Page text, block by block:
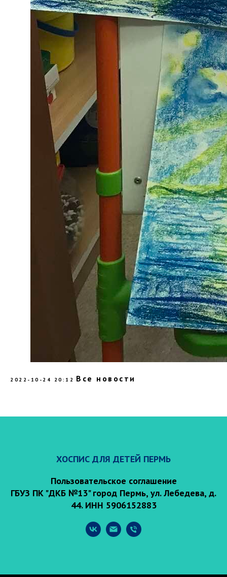
2022-10-24 20:12 Все новости
ХОСПИС ДЛЯ ДЕТЕЙ ПЕРМЬ
Пользовательское соглашение
ГБУЗ ПК "ДКБ №13" город Пермь, ул. Лебедева, д.
44. ИНН 5906152883